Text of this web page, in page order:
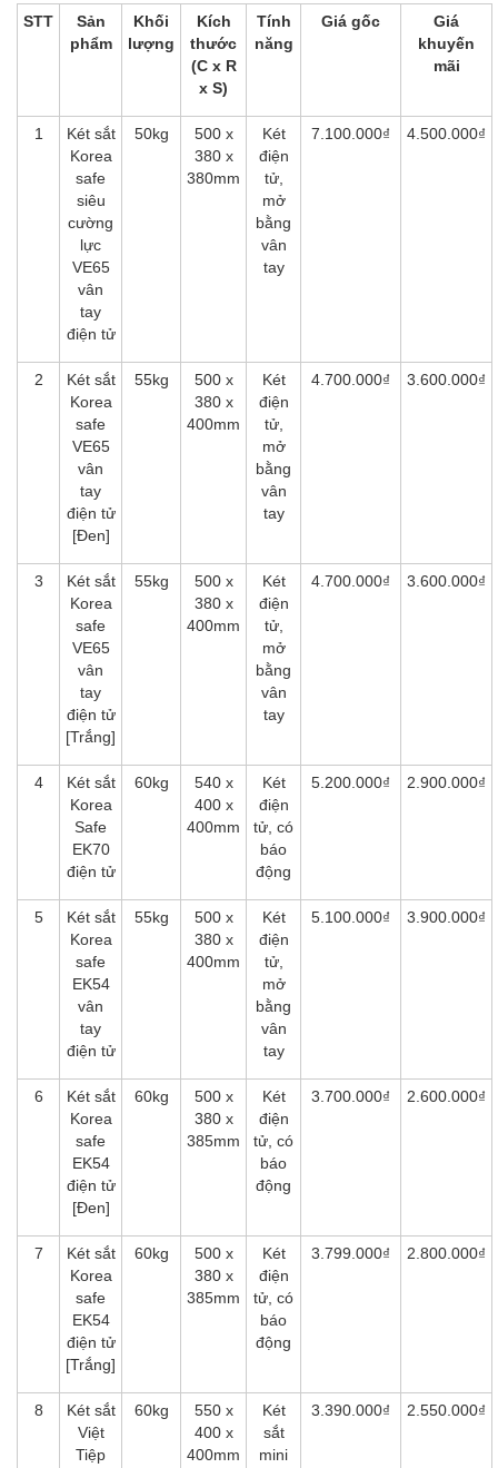
STT
Sản
phẩm
Khối
lượng
Kích
thước
(C x R
x S)
Tính
năng
Giá gốc
Giá
khuyến
mãi
1
Két sắt
Korea
safe
siêu
cường
lực
VE65
vân
tay
điện tử
50kg
500 x
380 x
380mm
Két
điện
tử,
mở
bằng
vân
tay
7.100.000₫ 4.500.000₫
2
Két sắt
Korea
safe
VE65
vân
tay
điện tử
[Đen]
55kg
500 x
380 x
400mm
Két
điện
tử,
mở
bằng
vân
tay
4.700.000₫ 3.600.000₫
3
Két sắt
Korea
safe
VE65
vân
tay
điện tử
[Trắng]
55kg
500 x
380 x
400mm
Két
điện
tử,
mở
bằng
vân
tay
4.700.000₫ 3.600.000₫
4
Két sắt
Korea
Safe
EK70
điện tử
60kg
540 x
400 x
400mm
Két
điện
tử, có
báo
động
5.200.000₫ 2.900.000₫
5
Két sắt
Korea
safe
EK54
vân
tay
điện tử
55kg
500 x
380 x
400mm
Két
điện
tử,
mở
bằng
vân
tay
5.100.000₫ 3.900.000₫
6
Két sắt
Korea
safe
EK54
điện tử
[Đen]
60kg
500 x
380 x
385mm
Két
điện
tử, có
báo
động
3.700.000₫ 2.600.000₫
7
Két sắt
Korea
safe
EK54
điện tử
[Trắng]
60kg
500 x
380 x
385mm
Két
điện
tử, có
báo
động
3.799.000₫ 2.800.000₫
8
Két sắt
Việt
Tiệp
60kg
550 x
400 x
400mm
Két
sắt
mini
3.390.000₫ 2.550.000₫